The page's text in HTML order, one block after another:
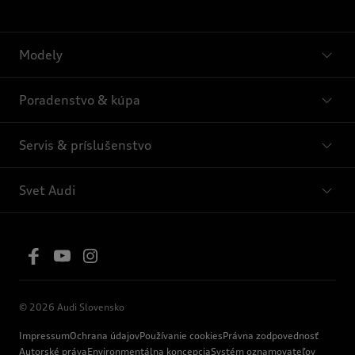
Modely
Poradenstvo & kúpa
Servis & príslušenstvo
Svet Audi
© 2026 Audi Slovensko
ImpressumOchrana údajovPoužívanie cookiesPrávna zodpovednosť
Autorské právaEnvironmentálna koncepciaSystém oznamovateľov